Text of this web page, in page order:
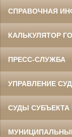
СПРАВОЧНАЯ
КАЛЬКУЛЯТОР
ПРЕСС-СЛУЖБА
УПРАВЛЕНИЕ
СУДЫ СУБЪЕКТА